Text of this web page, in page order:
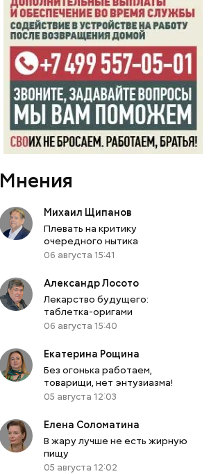
Мнения
Михаил Щипанов
Плевать на критику
очередного нытика
06 августа 15:41
Александр Лосото
Лекарство будущего:
таблетка-оригами
06 августа 15:40
Екатерина Рощина
Без огонька работаем,
товарищи, нет энтузиазма!
05 августа 12:03
Елена Соломатина
В жару лучше не есть жирную
пищу
05 августа 12:02